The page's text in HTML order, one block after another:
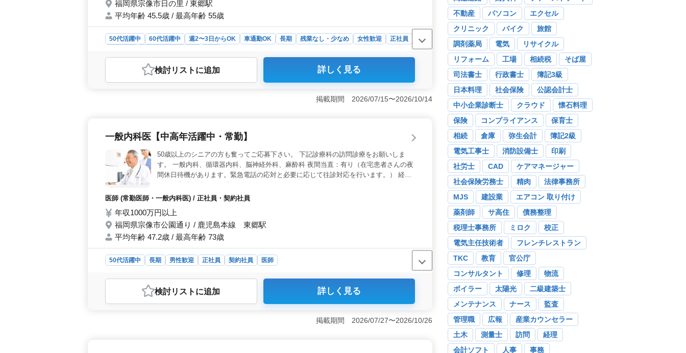
福岡県宗像市日の里 / 東郷駅
平均年齢 45.5歳 / 最高年齢 55歳
50代活躍中 60代活躍中 週2〜3日からOK 車通勤OK 長期 残業なし・少なめ 女性歓迎
正社員
おすすめポイント
＜多彩な診療項目＞ 外来治療や一般歯科業務全般を手がけるデンタルクリニックで、幅広い診
小児歯科までトータルに対応。 ＜働きやすい環境＞ 週5日、1日8時間の柔軟な勤務で、ラ
働き方や、GW休暇や夏季休暇、年末年始なども充実。医療業でスキルを発揮しませんか？
検討リスト に追加 詳しく見る
掲載期間 2026/07/15〜2026/10/14
一般内科医【中高年活躍中・常勤】
50歳以上のシニアの方も奮ってご応募下さい。 下記診療科の訪問診療をお願いしま
す。 一般内科、循環器内科、脳神経外科、麻酔科 夜間当直：有り（在宅患者さんの夜
間休日待機があります。緊急電話の応対と必要に応じて往診対応を行います。） 経験
医師 (常勤医師・一般内科医) / 正社員・契約社員
年収1000万円以上
福岡県宗像市公園通り / 鹿児島本線 東郷駅
平均年齢 47.2歳 / 最高年齢 73歳
50代活躍中 長期 男性歓迎 正社員 契約社員 医師
おすすめポイント
＜経験豊富な医師募集＞ 福岡県宗像市に位置するこの医療施設では、10年以上の内科医経験を
有する方を求めています。豊富な経験を活かせる、特に中高年の医師に適した職場です。診療科
祭日は休日となっています。また、夏季休暇や年末年始の休暇も設けられており、プライベート
検討リスト に追加 詳しく見る
掲載期間 2026/07/27〜2026/10/26
不動産
パソコン
エクセル
クリニック
バイク
旅館
調剤薬局
電気
リサイクル
リフォーム
工場 相続税
そば屋
司法書士
行政書士
簿記3級
日本料理
社会保険
公認会計士
中小企業診断士
クラウド
懐石料理
保険
コンプライアンス
保育士
相続
倉庫 弥生会計
簿記2級
電気工事士
消防設備士
印刷
社労士
CAD
ケアマネージャー
社会保険労務士
精肉
法律事務所
MJS
建設業
エアコン 取り付け
薬剤師
サ高住
債務整理
税理士事務所
ミロク
校正
電気主任技術者
フレンチレストラン
TKC
教育
官公庁
コンサルタント
修理
物流
ボイラー
太陽光
二級建築士
メンテナンス
ナース
監査
管理職
広報
産業カウンセラー
土木
測量士 訪問
経理
会計ソフト
人事
事務